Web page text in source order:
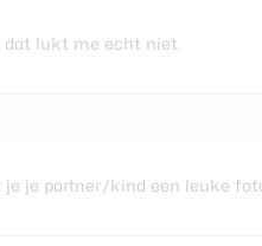
dat lukt me echt niet.
je je partner/kind een leuke